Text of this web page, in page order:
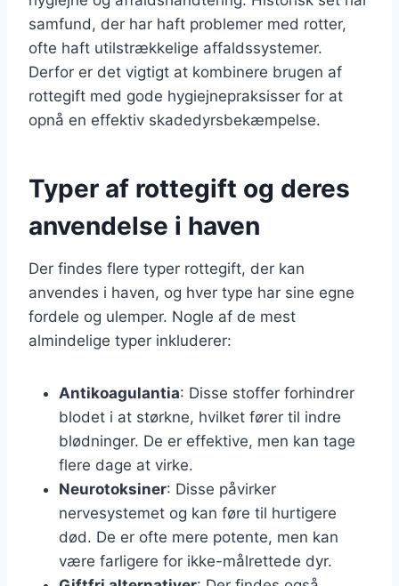
samfund, der har haft problemer med rotter,
ofte haft utilstrækkelige affaldssystemer.
Derfor er det vigtigt at kombinere brugen af
rottegift med gode hygiejnepraksisser for at
opnå en effektiv skadedyrsbekæmpelse.
Typer af rottegift og deres
anvendelse i haven
Der findes flere typer rottegift, der kan
anvendes i haven, og hver type har sine egne
fordele og ulemper. Nogle af de mest
almindelige typer inkluderer:
Antikoagulantia: Disse stoffer forhindrer
blodet i at størkne, hvilket fører til indre
blødninger. De er effektive, men kan tage
flere dage at virke.
Neurotoksiner: Disse påvirker
nervesystemet og kan føre til hurtigere
død. De er ofte mere potente, men kan
være farligere for ikke-målrettede dyr.